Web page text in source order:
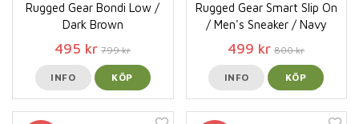
Rugged Gear Bondi Low /
Dark Brown
495 kr 799 kr
INFO KÖP
Rugged Gear Smart Slip On
/ Men's Sneaker / Navy
499 kr 800 kr
INFO KÖP